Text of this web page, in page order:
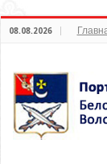
08.08.2026